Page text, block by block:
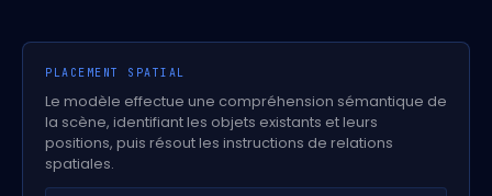
PLACEMENT SPATIAL
Le modèle effectue une compréhension sémantique de
la scène, identifiant les objets existants et leurs
positions, puis résout les instructions de relations
spatiales.